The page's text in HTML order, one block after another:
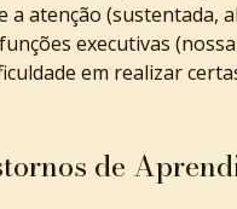
a atenção
executivas
em realizar
de